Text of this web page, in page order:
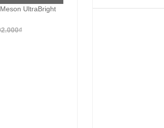
UltraBright
₫